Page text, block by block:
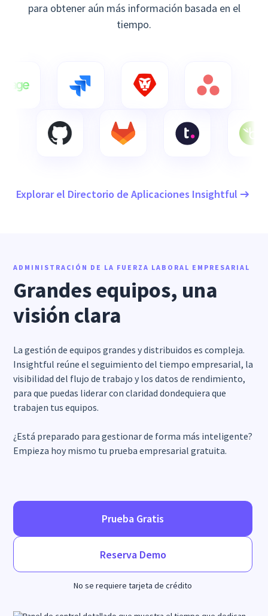
para obtener aún más información basada en el
tiempo.
Explorar el Directorio de Aplicaciones Insightful
ADMINISTRACIÓN DE LA FUERZA LABORAL EMPRESARIAL
Grandes equipos, una
visión clara
La gestión de equipos grandes y distribuidos es compleja.
Insightful reúne el seguimiento del tiempo empresarial, la
visibilidad del flujo de trabajo y los datos de rendimiento,
para que puedas liderar con claridad dondequiera que
trabajen tus equipos.
¿Está preparado para gestionar de forma más inteligente?
Empieza hoy mismo tu prueba empresarial gratuita.
Prueba Gratis
Reserva Demo
No se requiere tarjeta de crédito